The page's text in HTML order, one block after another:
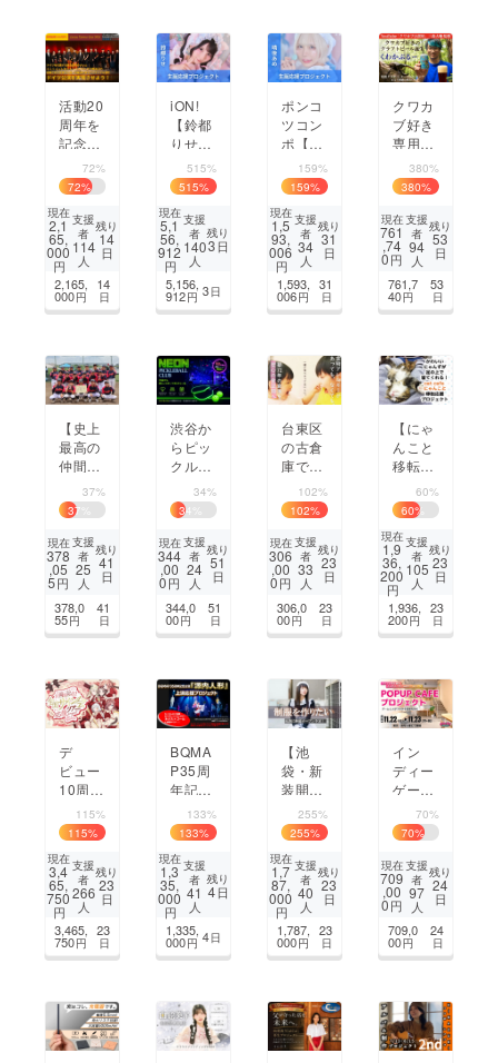
活動20
周年を
記念す
る今
年、ア
ンサン
ブル室
町のド
イツ公
演を実
現させ
たい！
72%
72%
現在
2,1
65,
000
円
支援
者
114
人
残り
14
日
2,165,
000円
14
日
iON!
【鈴都
りせ】
生誕祭
応援プ
ロジェ
クト
515%
515%
現在
5,1
56,
912
円
支援
者
140
人
残り
3日
5,156,
912円 3日
ポンコ
ツコン
ポ【晴
後あ
め】生
誕祭応
援プロ
ジェク
ト
159%
159%
現在
1,5
93,
006
円
支援
者
34
人
残り
31
日
1,593,
006円
31
日
クワカ
ブ好き
専用！
焙煎ク
ヌギ香
るクラ
フト
ビール
「くわ
るー」
380%
380%
現在
761
,74
0円
支援
者
94
人
残り
53
日
761,7
40円
53
日
【史上
最高の
仲間と
挑む】
女子中
学軟式
野球
〝スマ
イリー
川県へ
の夢を
37%
37
現在
378
,05
5円
支援
者
25
人
残り
41
日
378,0
55円
41
日
渋谷か
らピッ
クル
ボール
旋風
を。光
るコー
トで新
しいス
体験
を！
34%
34
現在
344
,00
0円
支援
者
24
人
残り
51
日
344,0
00円
51
日
台東区
の古倉
庫で、
食物ア
レル
ギーが
あって
も安心
して食
しめる
場所を
102%
102%
現在
306
,00
0円
支援
者
33
人
残り
23
日
306,0
00円
23
日
【にゃ
んこと
移転応
援】逆
境を乗
り越え
アット
ホーム
猫カ
フェを
守りた
い！！
60%
60%
現在
1,9
36,
200
円
支援
者
105
人
残り
23
日
1,936,
200円
23
日
デ
ビュー
10周年
記念！
全国サ
イン会
ツアー
応援プ
ロジェ
クト
115%
115%
現在
3,4
65,
750
円
支援
者
266
人
残り
23
日
3,465,
750円
23
日
BQMA
P35周
年記念
公演
『源内
人形』
支援プ
ロジェ
クト
133%
133%
現在
1,3
35,
000
円
支援
者
41
人
残り
4日
1,335,
000円 4日
【池
袋・新
装開
店】メ
イド服
一新で
迎える
新生Ba
r、応
援大募
集！
255%
255%
現在
1,7
87,
000
円
支援
者
40
人
残り
23
日
1,787,
000円
23
日
イン
ディー
ゲーム
の魅力
をリア
ルで伝
えた
い！初
のオフ
イベン
トを麻
70%
70%
現在
709
,00
0円
支援
者
97
人
残り
24
日
709,0
00円
24
日